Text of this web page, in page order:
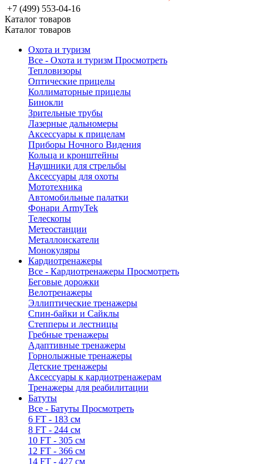
+7 (499) 553-04-16
Каталог товаров
Каталог товаров
Охота и туризм
Все - Охота и туризм Просмотреть
Тепловизоры
Оптические прицелы
Коллиматорные прицелы
Бинокли
Зрительные трубы
Лазерные дальномеры
Аксессуары к прицелам
Приборы Ночного Видения
Кольца и кронштейны
Наушники для стрельбы
Аксессуары для охоты
Мототехника
Автомобильные палатки
Фонари ArmyTek
Телескопы
Метеостанции
Металлоискатели
Монокуляры
Кардиотренажеры
Все - Кардиотренажеры Просмотреть
Беговые дорожки
Велотренажеры
Эллиптические тренажеры
Спин-байки и Сайклы
Степперы и лестницы
Гребные тренажеры
Адаптивные тренажеры
Горнолыжные тренажеры
Детские тренажеры
Аксессуары к кардиотренажерам
Тренажеры для реабилитации
Батуты
Все - Батуты Просмотреть
6 FT - 183 см
8 FT - 244 см
10 FT - 305 см
12 FT - 366 см
14 FT - 427 см